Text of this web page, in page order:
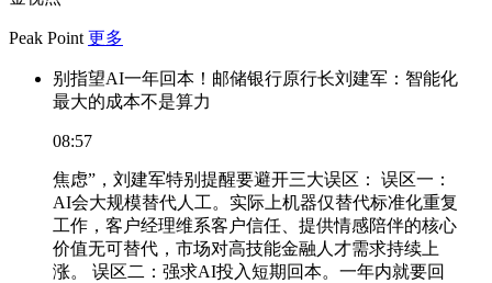
Peak Point 更多
别指望AI一年回本！邮储银行原行长刘建军：智能化
最大的成本不是算力
08:57
焦虑”，刘建军特别提醒要避开三大误区： 误区一：
AI会大规模替代人工。实际上机器仅替代标准化重复
工作，客户经理维系客户信任、提供情感陪伴的核心
价值无可替代，市场对高技能金融人才需求持续上
涨。 误区二：强求AI投入短期回本。一年内就要回